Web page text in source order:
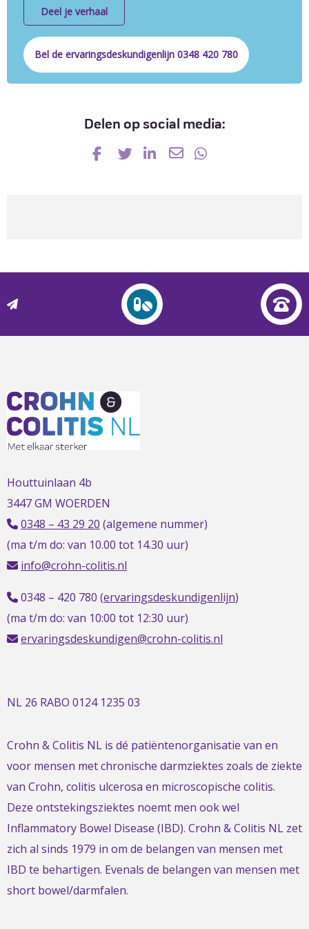
Deel je verhaal
Bel de ervaringsdeskundigenlijn 0348 420 780
Delen op social media:
Houttuinlaan 4b
3447 GM WOERDEN
0348 – 43 29 20 (algemene nummer)
(ma t/m do: van 10.00 tot 14.30 uur)
info@crohn-colitis.nl
0348 – 420 780 (ervaringsdeskundigenlijn)
(ma t/m do: van 10:00 tot 12:30 uur)
ervaringsdeskundigen@crohn-colitis.nl
NL 26 RABO 0124 1235 03
Crohn & Colitis NL is dé patiëntenorganisatie van en
voor mensen met chronische darmziektes zoals de ziekte
van Crohn, colitis ulcerosa en microscopische colitis.
Deze ontstekingsziektes noemt men ook wel
Inflammatory Bowel Disease (IBD). Crohn & Colitis NL zet
zich al sinds 1979 in om de belangen van mensen met
IBD te behartigen. Evenals de belangen van mensen met
short bowel/darmfalen.